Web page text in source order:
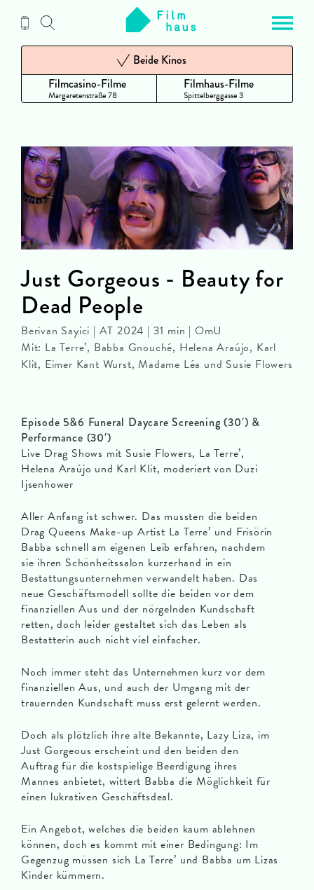
Inhalt
Filmcasino-Filme
Margaretenstraße 78
Beide Kinos
Filmhaus-Filme
Spittelberggasse 3
Episode 5&6 Funeral Daycare Screening (30′) &
Performance (30′)
Live Drag Shows mit Susie Flowers, La Terre’,
Helena Araújo und Karl Klit, moderiert von Duzi
Ijsenhower
Aller Anfang ist schwer. Das mussten die beiden
Drag Queens Make-up Artist La Terre’ und Frisörin
Babba schnell am eigenen Leib erfahren, nachdem
sie ihren Schönheitssalon kurzerhand in ein
Bestattungsunternehmen verwandelt haben. Das
neue Geschäftsmodell sollte die beiden vor dem
finanziellen Aus und der nörgelnden Kundschaft
retten, doch leider gestaltet sich das Leben als
Bestatterin auch nicht viel einfacher.
Noch immer steht das Unternehmen kurz vor dem
finanziellen Aus, und auch der Umgang mit der
trauernden Kundschaft muss erst gelernt werden.
Doch als plötzlich ihre alte Bekannte, Lazy Liza, im
Just Gorgeous erscheint und den beiden den
Auftrag für die kostspielige Beerdigung ihres
Mannes anbietet, wittert Babba die Möglichkeit für
einen lukrativen Geschäftsdeal.
Ein Angebot, welches die beiden kaum ablehnen
können, doch es kommt mit einer Bedingung: Im
Gegenzug müssen sich La Terre’ und Babba um Lizas
Kinder kümmern.
Just Gorgeous - Beauty for
Dead People
Berivan Sayici | AT 2024 | 31 min | OmU
Mit: La Terre’, Babba Gnouché, Helena Araújo, Karl
Klit, Eimer Kant Wurst, Madame Léa und Susie Flowers